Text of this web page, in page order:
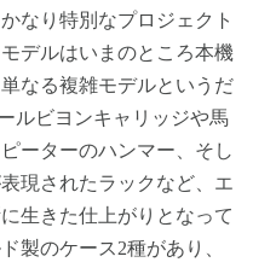
なり特別なプロジェクト
デルはいまのところ本機
なる複雑モデルというだ
ルビヨンキャリッジや馬
ーターのハンマー、そし
現されたラックなど、エ
生きた仕上がりとなって
製のケース2種があり、